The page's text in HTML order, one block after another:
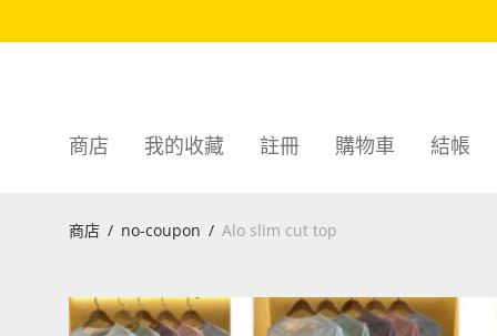
商店 我的收藏 註冊 購物車 結帳
商店 / no-coupon / Alo slim cut top